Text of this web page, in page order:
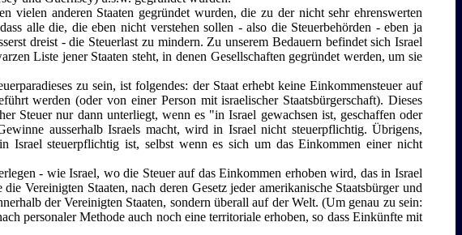
vielen anderen Staaten gegründet wurden, die zu der nicht sehr ehrenswerten
alle die, die eben nicht verstehen sollen - also die Steuerbehörden - eben ja
dreist - die Steuerlast zu mindern. Zu unserem Bedauern befindet sich Israel
Liste jener Staaten steht, in denen Gesellschaften gegründet werden, um sie
zu sein, ist folgendes: der Staat erhebt keine Einkommensteuer auf
werden (oder von einer Person mit israelischer Staatsbürgerschaft). Dieses
Steuer nur dann unterliegt, wenn es "in Israel gewachsen ist, geschaffen oder
ausserhalb Israels macht, wird in Israel nicht steuerpflichtig. Übrigens,
Israel steuerpflichtig ist, selbst wenn es sich um das Einkommen einer nicht
- wie Israel, wo die Steuer auf das Einkommen erhoben wird, das in Israel
Vereinigten Staaten, nach deren Gesetz jeder amerikanische Staatsbürger und
der Vereinigten Staaten, sondern überall auf der Welt. (Um genau zu sein:
personaler Methode auch noch eine territoriale erhoben, so dass Einkünfte mit